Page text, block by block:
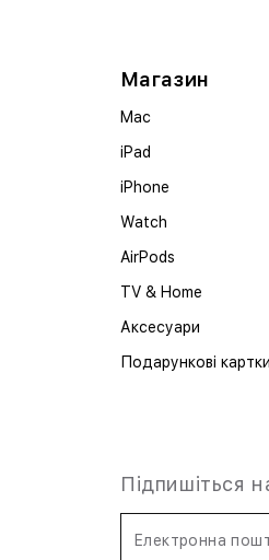
Магазин
Mac
iPad
iPhone
Watch
AirPods
TV & Home
Аксесуари
Подарункові картки
Підпишіться
Електронна